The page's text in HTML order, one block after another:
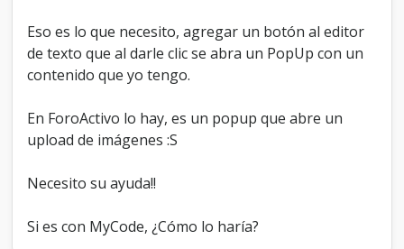
Eso es lo que necesito, agregar un botón al editor
de texto que al darle clic se abra un PopUp con un
contenido que yo tengo.
En ForoActivo lo hay, es un popup que abre un
upload de imágenes :S
Necesito su ayuda!!
Si es con MyCode, ¿Cómo lo haría?